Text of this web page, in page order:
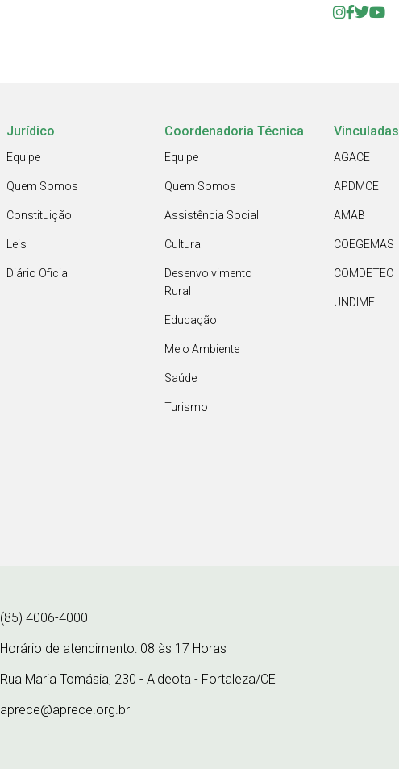
Jurídico
Equipe
Quem Somos
Constituição
Leis
Diário Oficial
Coordenadoria Técnica
Equipe
Quem Somos
Assistência Social
Cultura
Desenvolvimento
Rural
Educação
Meio Ambiente
Saúde
Turismo
Vinculadas
AGACE
APDMCE
AMAB
COEGEMAS
COMDETEC
UNDIME
(85) 4006-4000
Horário de atendimento: 08 às 17 Horas
Rua Maria Tomásia, 230 - Aldeota - Fortaleza/CE
aprece@aprece.org.br